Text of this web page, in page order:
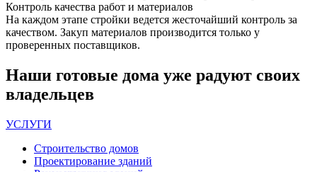
Контроль качества работ и материалов
На каждом этапе стройки ведется жесточайший контроль за
качеством. Закуп материалов производится только у
проверенных поставщиков.
Наши готовые дома уже радуют своих
владельцев
УСЛУГИ
Строительство домов
Проектирование зданий